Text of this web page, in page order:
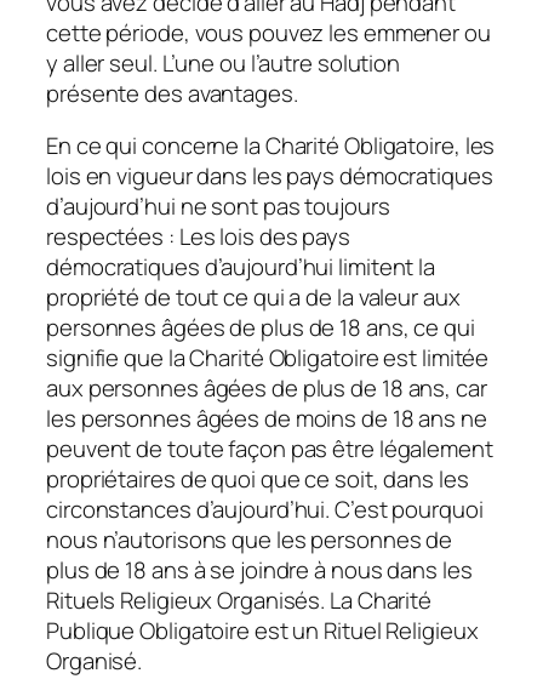
cette période, vous pouvez les emmener ou
y aller seul. L’une ou l’autre solution
présente des avantages.
En ce qui concerne la Charité Obligatoire, les
lois en vigueur dans les pays démocratiques
d’aujourd’hui ne sont pas toujours
respectées : Les lois des pays
démocratiques d’aujourd’hui limitent la
propriété de tout ce qui a de la valeur aux
personnes âgées de plus de 18 ans, ce qui
signifie que la Charité Obligatoire est limitée
aux personnes âgées de plus de 18 ans, car
les personnes âgées de moins de 18 ans ne
peuvent de toute façon pas être légalement
propriétaires de quoi que ce soit, dans les
circonstances d’aujourd’hui. C’est pourquoi
nous n’autorisons que les personnes de
plus de 18 ans à se joindre à nous dans les
Rituels Religieux Organisés. La Charité
Publique Obligatoire est un Rituel Religieux
Organisé.